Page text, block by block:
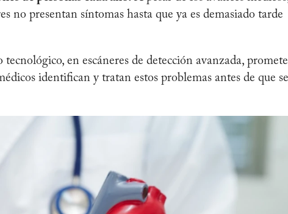
no presentan síntomas hasta que ya es demasiado tarde
en escáneres de detección avanzada, promete
identifican y tratan estos problemas antes de que se